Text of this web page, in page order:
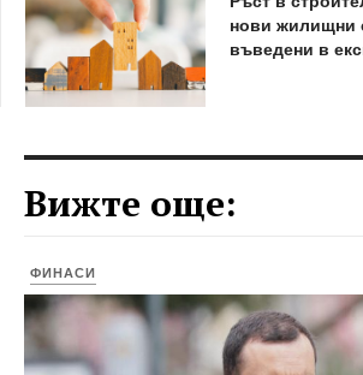
нови жилищни
въведени в
Вижте още:
ФИНАСИ